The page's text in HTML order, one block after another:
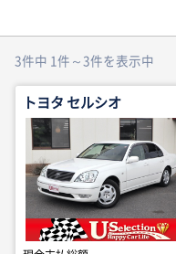
3件中 1件～3件を表示中
トヨタ セルシオ